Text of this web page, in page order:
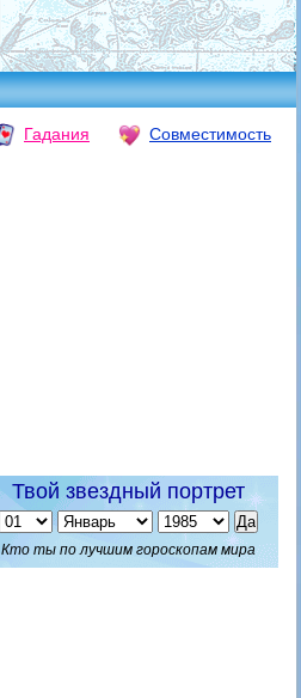
Гадания Совместимость
Твой звездный портрет
Кто ты по лучшим гороскопам мира